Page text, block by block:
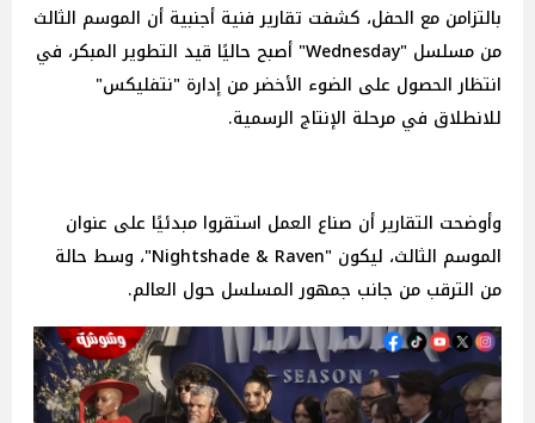
بالتزامن مع الحفل، كشفت تقارير فنية أجنبية أن الموسم الثالث
من مسلسل "Wednesday" أصبح حاليًا قيد التطوير المبكر، في
انتظار الحصول على الضوء الأخضر من إدارة "نتفليكس"
للانطلاق في مرحلة الإنتاج الرسمية.
وأوضحت التقارير أن صناع العمل استقروا مبدئيًا على عنوان
الموسم الثالث، ليكون "Nightshade & Raven"، وسط حالة
من الترقب من جانب جمهور المسلسل حول العالم.